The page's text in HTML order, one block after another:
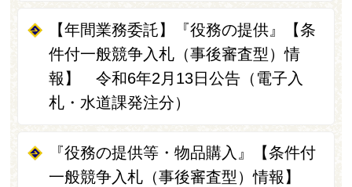
【年間業務委託】『役務の提供』【条
件付一般競争入札（事後審査型）情
報】 令和6年2月13日公告（電子入
札・水道課発注分）
『役務の提供等・物品購入』【条件付
一般競争入札（事後審査型）情報】